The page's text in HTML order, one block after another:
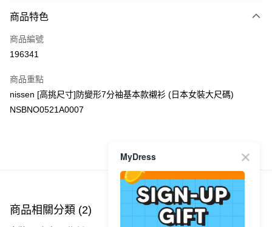
信用卡
Apple Pay
PayMe
WeChat Pay
每筆HK$40.00，滿HK$350.00或以上免運費
付款後順豐站及營業點
每筆HK$40.00，滿HK$350.00或以上免運費
商品特色
商品編號
196341
商品重點
nissen [高挑尺寸]防變形7分袖基本款襯衫 (日本女裝大尺碼)
NSBNO0521A0007
商品推薦
商品相關分類 (2)
MyDress